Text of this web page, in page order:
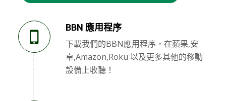
BBN 應用程序
下載我們的BBN應用程序，在蘋果,安
卓,Amazon,Roku 以及更多其他的移動
設備上收聽！